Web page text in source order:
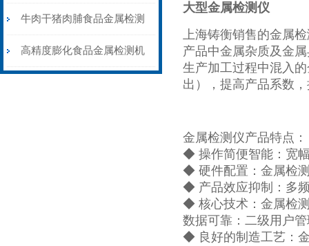
测机液晶显示屏
牛肉干猪肉脯食品金属检测
机皮带输送剔除式
高精度膨化食品金属检测机
大型金属检测仪
上海铸衡销售的金属
产品中金属杂质及金
生产加工过程中混入
出），提高产品系数
金属检测仪产品特点：
◆ 操作简便智能：宽
◆ 硬件配置：金属检
◆ 产品效应抑制：多
◆ 核心技术：金属检
数据可靠：二级用户
◆ 良好的制造工艺：